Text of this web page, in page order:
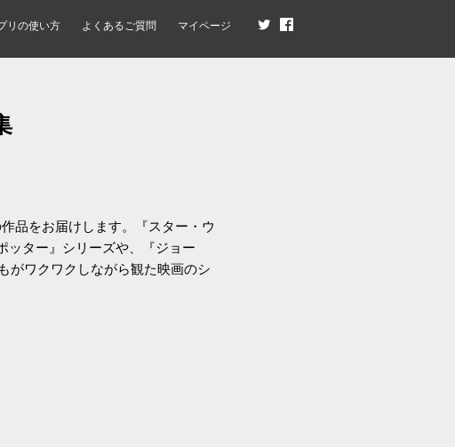
リの使い方 よくあるご質問 マイページ
品をお届けします。『スター・ウ
ッター』シリーズや、『ジョー
がワクワクしながら観た映画のシ